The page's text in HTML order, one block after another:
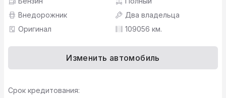
Внедорожник
Два владельца
Оригинал
109056 км.
Изменить автомобиль
Срок кредитования: